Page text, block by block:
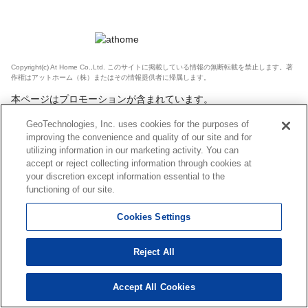
Copyright(c) At Home Co.,Ltd. このサイトに掲載している情報の無断転載を禁止します。著
作権はアットホーム（株）またはその情報提供者に帰属します。
本ページはプロモーションが含まれています。
GeoTechnologies, Inc. uses cookies for the purposes of
improving the convenience and quality of our site and for
utilizing information in our marketing activity. You can
accept or reject collecting information through cookies at
your discretion except information essential to the
functioning of our site.
Cookies Settings
Reject All
Accept All Cookies